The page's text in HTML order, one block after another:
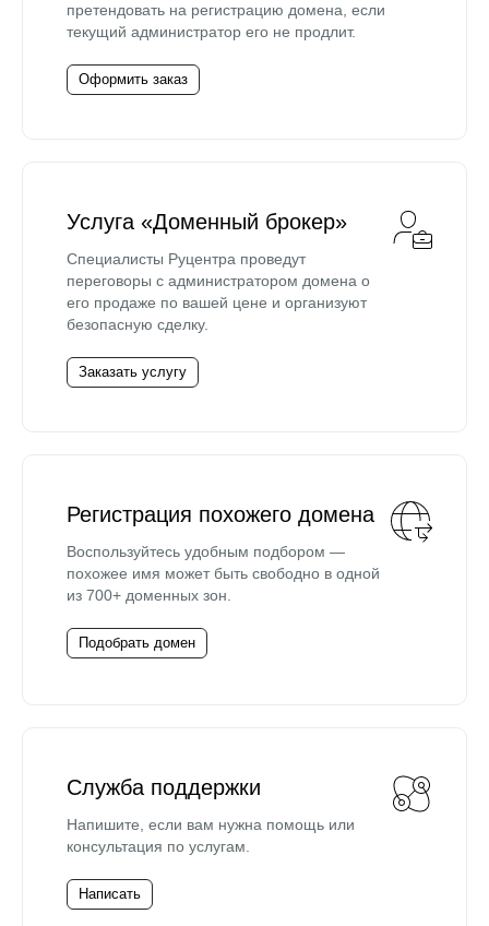
претендовать на регистрацию домена, если
текущий администратор его не продлит.
Оформить заказ
Услуга «Доменный брокер»
Специалисты Руцентра проведут
переговоры с администратором домена о
его продаже по вашей цене и организуют
безопасную сделку.
Заказать услугу
Регистрация похожего домена
Воспользуйтесь удобным подбором —
похожее имя может быть свободно в одной
из 700+ доменных зон.
Подобрать домен
Служба поддержки
Напишите, если вам нужна помощь или
консультация по услугам.
Написать